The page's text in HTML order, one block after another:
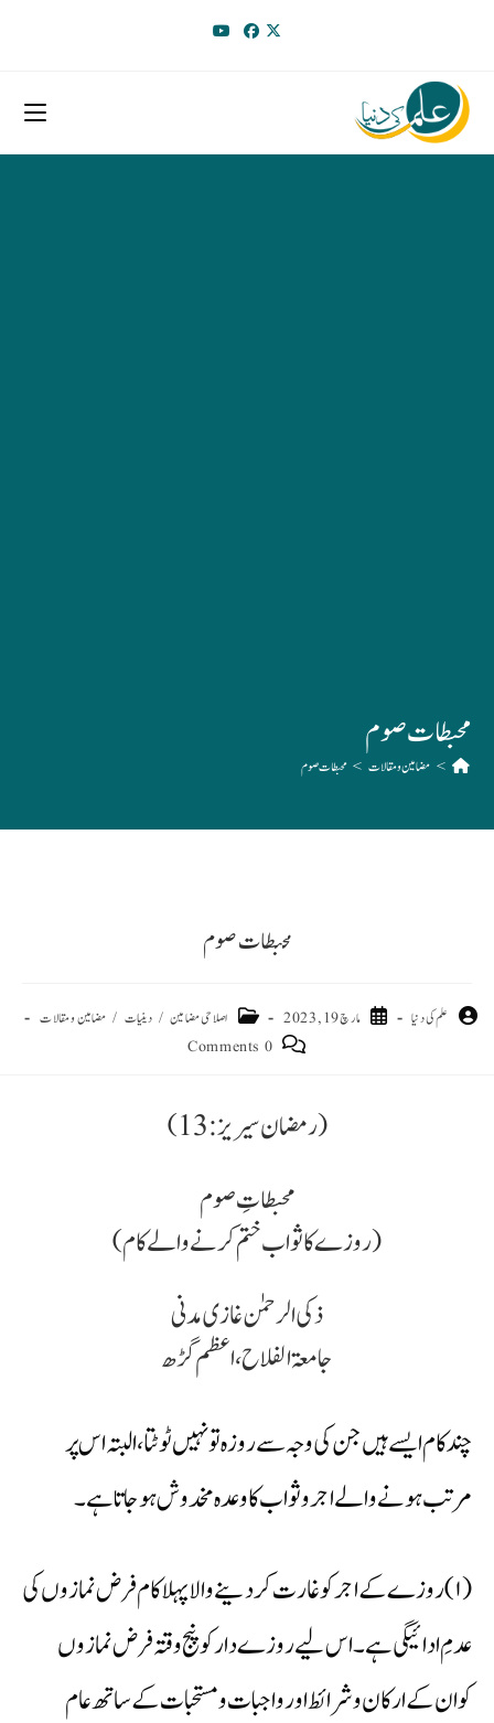
محبطات صوم
> مضامین و مقالات > محبطات صوم
محبطات صوم
علم کی دنیا مارچ 19, 2023 اصلاحی مضامین / دینیات / مضامین و مقالات
0 Comments
(رمضان سیریز: 13)
محبطاتِ صوم
(روزے کا ثواب ختم کرنے والے کام)
ذکی الرحمٰن غازی مدنی
جامعۃ الفلاح، اعظم گڑھ
چند کام ایسے ہیں جن کی وجہ سے روزہ تو نہیں ٹوٹتا، البتہ اس پر
مرتب ہونے والے اجروثواب کاوعدہ مخدوش ہوجاتا ہے۔
(۱) روزے کے اجر کو غارت کر دینے والا پہلا کام فرض نمازوں کی
عدمِ ادائیگی ہے۔ اس لیے روزے دار کو پنج وقتہ فرض نمازوں
کوان کے ارکان وشرائط اور واجبات ومستحبات کے ساتھ عام